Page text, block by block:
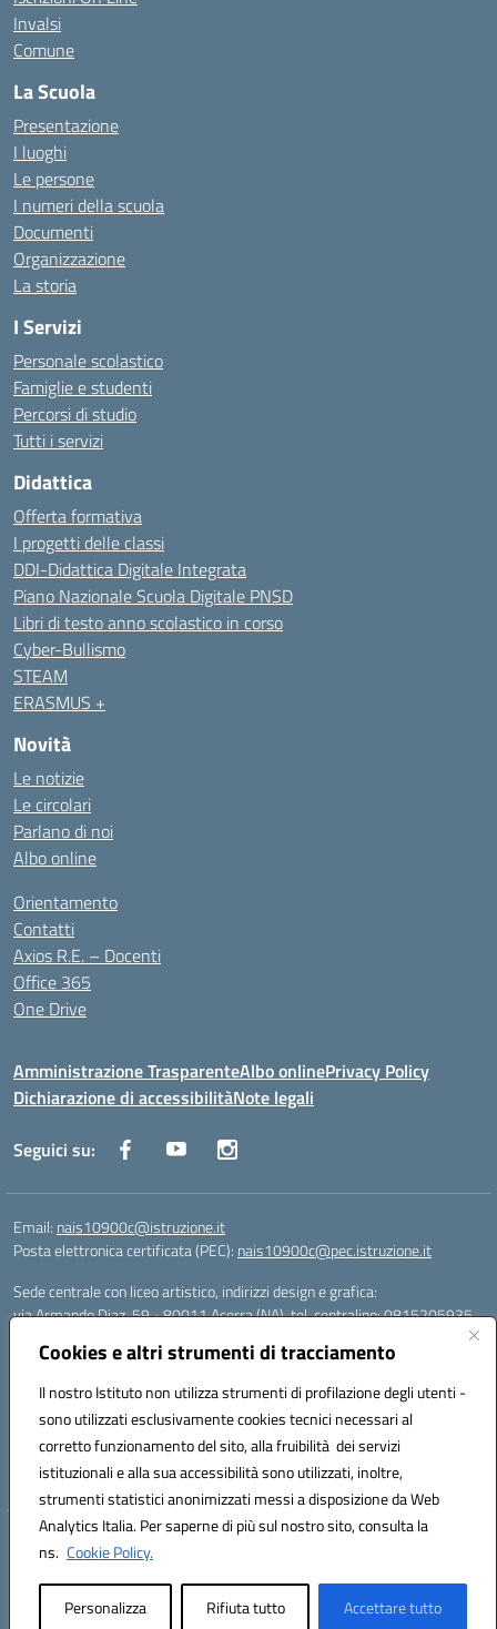
Cookies e altri strumenti di tracciamento
Il nostro Istituto non utilizza strumenti di profilazione degli utenti -
sono utilizzati esclusivamente cookies tecnici necessari al
corretto funzionamento del sito, alla fruibilità dei servizi
istituzionali e alla sua accessibilità sono utilizzati, inoltre,
strumenti statistici anonimizzati messi a disposizione da Web
Analytics Italia. Per saperne di più sul nostro sito, consulta la
ns. Cookie Policy.
Personalizza Rifiuta tutto Accettare tutto
Invalsi
Comune
La Scuola
Presentazione
I luoghi
Le persone
I numeri della scuola
Documenti
Organizzazione
La storia
I Servizi
Personale scolastico
Famiglie e studenti
Percorsi di studio
Tutti i servizi
Didattica
Offerta formativa
I progetti delle classi
DDI-Didattica Digitale Integrata
Piano Nazionale Scuola Digitale PNSD
Libri di testo anno scolastico in corso
Cyber-Bullismo
STEAM
ERASMUS +
Novità
Le notizie
Le circolari
Parlano di noi
Albo online
Orientamento
Contatti
Axios R.E. – Docenti
Office 365
One Drive
Amministrazione TrasparenteAlbo onlinePrivacy Policy
Dichiarazione di accessibilitàNote legali
Seguici su:
Email: nais10900c@istruzione.it
Posta elettronica certificata (PEC): nais10900c@pec.istruzione.it
Sede centrale con liceo artistico, indirizzi design e grafica:
via Armando Diaz, 59 - 80011 Acerra (NA), tel. centralino: 0815205935
via T. Campanella, 80011 Acerra (NA), tel/fax: 0818850905
Sede succursale con liceo musicale:
via S. Pellico, 80011 Acerra (NA), tel: 08119660921
Email: nais10900c@istruzione.it | PEC: nais10900c@pec.istruzione.it |
Nome Ufficio PA: Uff_eFatturaPA | Codice Univoco ufficio: UFOYYV |
C.Fisc: 93056740637
Hosting & Powered by 3D Solution S.r.l.
Concept & Design by Designers Italia